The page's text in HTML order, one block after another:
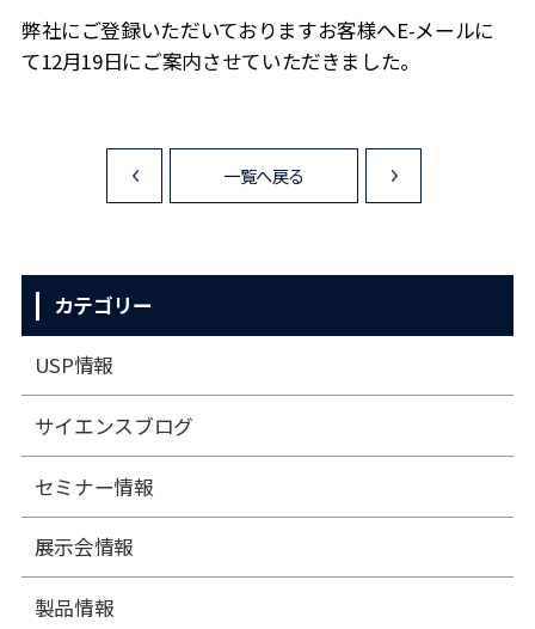
弊社にご登録いただいておりますお客様へE-メールに
て12月19日にご案内させていただきました。
<
一覧へ戻る
カテゴリー
USP情報
サイエンスブログ
セミナー情報
展⽰会情報
製品情報